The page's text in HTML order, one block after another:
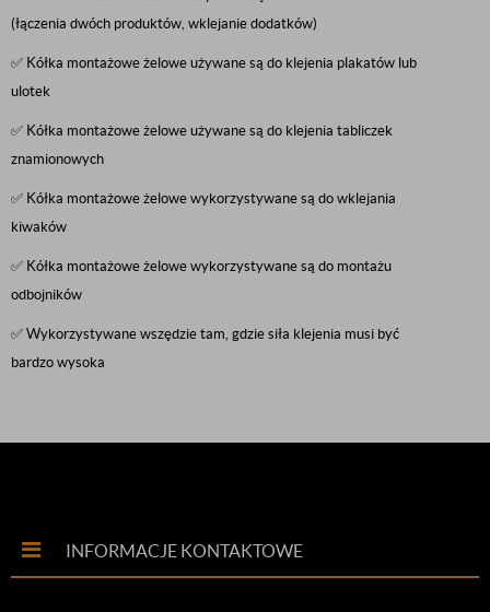
(łączenia dwóch produktów, wklejanie dodatków)
✅ Kółka montażowe żelowe używane są do klejenia plakatów lub
ulotek
✅ Kółka montażowe żelowe używane są do klejenia tabliczek
znamionowych
✅ Kółka montażowe żelowe wykorzystywane są do wklejania
kiwaków
✅ Kółka montażowe żelowe wykorzystywane są do montażu
odbojników
✅ Wykorzystywane wszędzie tam, gdzie siła klejenia musi być
bardzo wysoka
INFORMACJE KONTAKTOWE